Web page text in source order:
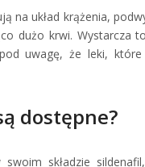
na układ krążenia,
dużo krwi. Wystarcza
uwagę, że leki,
dostępne?
składzie